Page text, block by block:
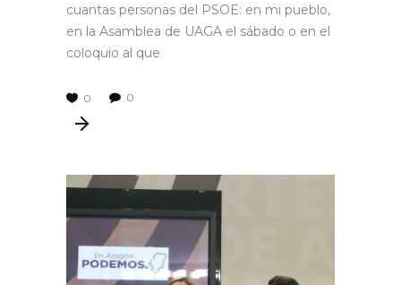
cuantas personas del PSOE: en mi pueblo,
en la Asamblea de UAGA el sábado o en el
coloquio al que
0 0